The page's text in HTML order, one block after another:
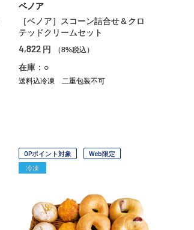
ベノア
［ベノア］スコーン詰合せ＆クロ
テッドクリームセット
4,822 円 （8%税込）
在庫：○
送料込冷凍 二重包装不可
OPポイント対象
Web限定
冷凍